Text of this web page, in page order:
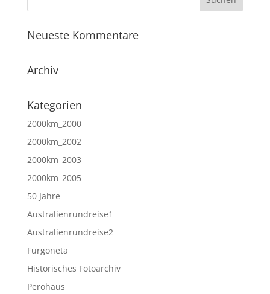
Neueste Kommentare
Archiv
Kategorien
2000km_2000
2000km_2002
2000km_2003
2000km_2005
50 Jahre
Australienrundreise1
Australienrundreise2
Furgoneta
Historisches Fotoarchiv
Perohaus